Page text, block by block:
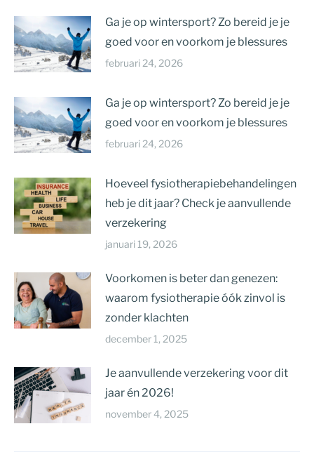
Ga je op wintersport? Zo bereid je je
goed voor en voorkom je blessures
februari 24, 2026
Ga je op wintersport? Zo bereid je je
goed voor en voorkom je blessures
februari 24, 2026
Hoeveel fysiotherapiebehandelingen
heb je dit jaar? Check je aanvullende
verzekering
januari 19, 2026
Voorkomen is beter dan genezen:
waarom fysiotherapie óók zinvol is
zonder klachten
december 1, 2025
Je aanvullende verzekering voor dit
jaar én 2026!
november 4, 2025